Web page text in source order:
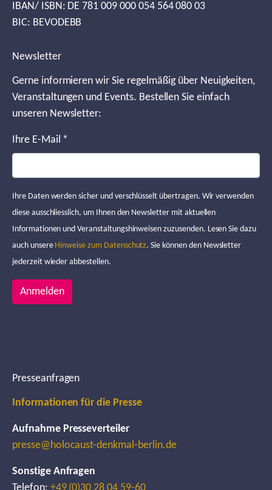
IBAN/ ISBN: DE 781 009 000 054 564 080 03
BIC: BEVODEBB
Newsletter
Gerne informieren wir Sie regelmäßig über Neuigkeiten,
Veranstaltungen und Events. Bestellen Sie einfach
unseren Newsletter:
Ihre E-Mail *
Ihre Daten werden sicher und verschlüsselt übertragen. Wir verwenden
diese ausschliesslich, um Ihnen den Newsletter mit aktuellen
Informationen und Veranstaltungshinweisen zuzusenden. Lesen Sie dazu
auch unsere Hinweise zum Datenschutz. Sie können den Newsletter
jederzeit wieder abbestellen.
Anmelden
Presseanfragen
Informationen für die Presse
Aufnahme Presseverteiler
presse@holocaust-denkmal-berlin.de
Sonstige Anfragen